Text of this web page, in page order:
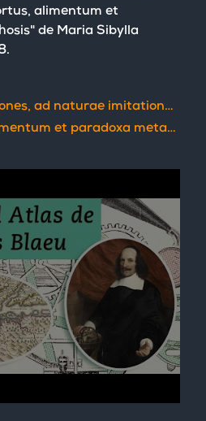
alimentum et
de Maria Sibylla
una cum effectibus earundem, in gratiam veteris illius, et jamjam renascentis herbariae medicinae
et paradoxa metamorphosis